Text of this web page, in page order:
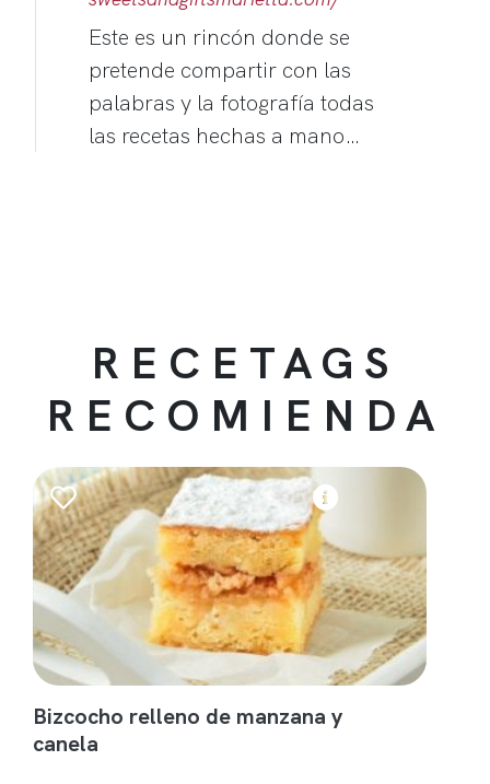
Este es un rincón donde se
pretende compartir con las
palabras y la fotografía todas
las recetas hechas a mano…
RECETAGS
RECOMIENDA
Bizcocho relleno de manzana y
canela